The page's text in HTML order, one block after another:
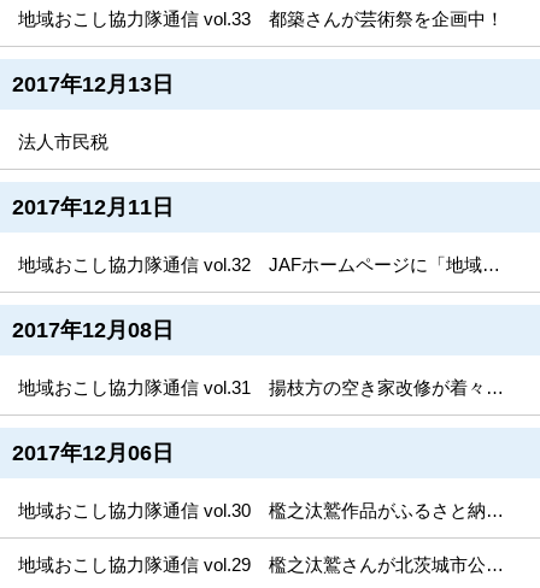
地域おこし協力隊通信 vol.33 都築さんが芸術祭を企画中！
2017年12月13日
法人市民税
2017年12月11日
地域おこし協力隊通信 vol.32 JAFホームページに「地域おこし協力隊×あんこうグルメリポート」が掲載されました！
2017年12月08日
地域おこし協力隊通信 vol.31 揚枝方の空き家改修が着々と進んでいます！
2017年12月06日
地域おこし協力隊通信 vol.30 檻之汰鷲作品がふるさと納税返礼品に登場！
地域おこし協力隊通信 vol.29 檻之汰鷲さんが北茨城市公式アプリアイコンをデザイン！